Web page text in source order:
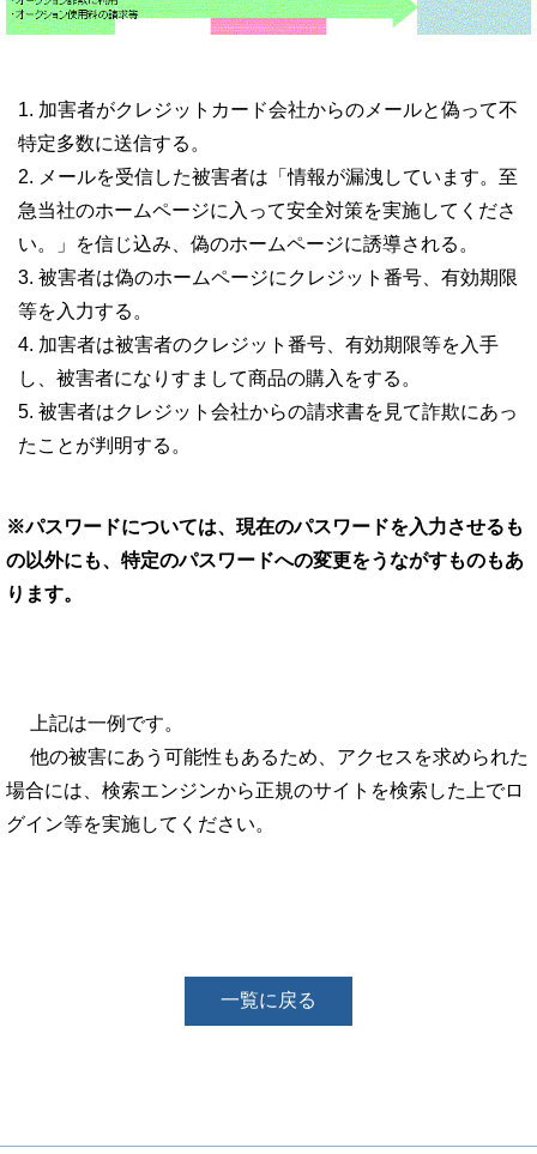
加害者がクレジットカード会社からのメールと偽って不
特定多数に送信する。
メールを受信した被害者は「情報が漏洩しています。至
急当社のホームページに入って安全対策を実施してくださ
い。」を信じ込み、偽のホームページに誘導される。
被害者は偽のホームページにクレジット番号、有効期限
等を入力する。
加害者は被害者のクレジット番号、有効期限等を入手
し、被害者になりすまして商品の購入をする。
被害者はクレジット会社からの請求書を見て詐欺にあっ
たことが判明する。
※パスワードについては、現在のパスワードを入力させるも
の以外にも、特定のパスワードへの変更をうながすものもあ
ります。
上記は一例です。
他の被害にあう可能性もあるため、アクセスを求められた
場合には、検索エンジンから正規のサイトを検索した上でロ
グイン等を実施してください。
一覧に戻る